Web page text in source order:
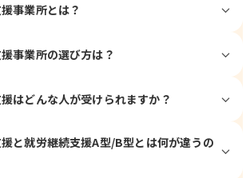
事業所とは？
事業所の選び方は？
はどんな人が受けられますか？
と就労継続支援A型/B型とは何が違うの